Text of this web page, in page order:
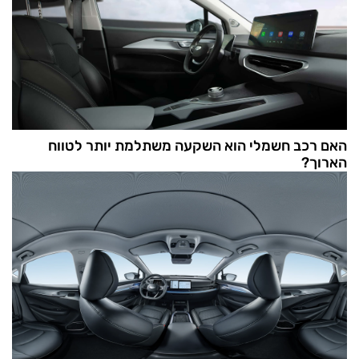
האם רכב חשמלי הוא השקעה משתלמת יותר לטווח
הארוך?